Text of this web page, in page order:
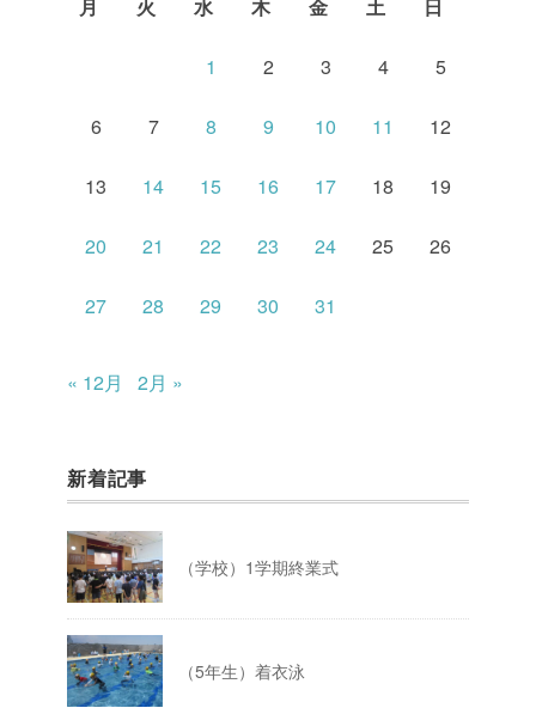
月 火 水 木 金 土 日
1 2 3 4 5
6 7 8 9 10 11 12
13 14 15 16 17 18 19
20 21 22 23 24 25 26
27 28 29 30 31
« 12月 2月 »
新着記事
（学校）1学期終業式
（5年生）着衣泳